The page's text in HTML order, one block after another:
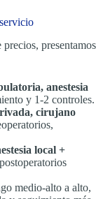
presentamos
anestesia
y 1-2 controles.
cirujano
local +
medio-alto a alto,